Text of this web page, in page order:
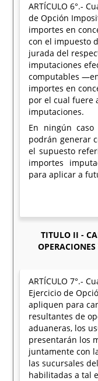
ARTÍCULO 6°.-
de Opción
importes en
con el impuesto
jurada del
imputaciones
computables
importes en
por el cual fuere
imputaciones.
En ningún
podrán generar
el supuesto
importes
para aplicar a
TITULO II -
ARTÍCULO 7°.-
Ejercicio de
apliquen para
resultantes de
aduaneras, los
presentarán los
juntamente con
las sucursales
habilitadas a tal